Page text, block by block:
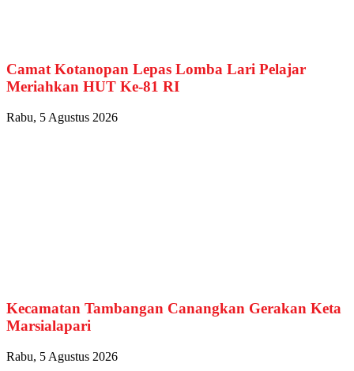
Camat Kotanopan Lepas Lomba Lari Pelajar
Meriahkan HUT Ke-81 RI
Rabu, 5 Agustus 2026
Kecamatan Tambangan Canangkan Gerakan Keta
Marsialapari
Rabu, 5 Agustus 2026